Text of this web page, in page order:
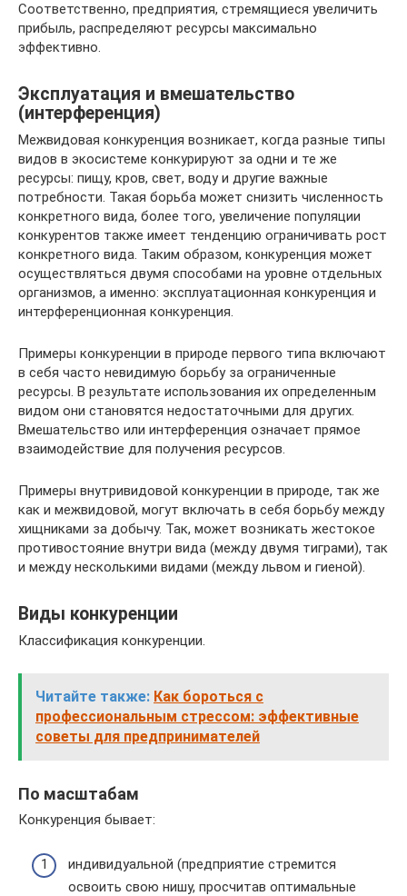
Соответственно, предприятия, стремящиеся увеличить
прибыль, распределяют ресурсы максимально
эффективно.
Эксплуатация и вмешательство
(интерференция)
Межвидовая конкуренция возникает, когда разные типы
видов в экосистеме конкурируют за одни и те же
ресурсы: пищу, кров, свет, воду и другие важные
потребности. Такая борьба может снизить численность
конкретного вида, более того, увеличение популяции
конкурентов также имеет тенденцию ограничивать рост
конкретного вида. Таким образом, конкуренция может
осуществляться двумя способами на уровне отдельных
организмов, а именно: эксплуатационная конкуренция и
интерференционная конкуренция.
Примеры конкуренции в природе первого типа включают
в себя часто невидимую борьбу за ограниченные
ресурсы. В результате использования их определенным
видом они становятся недостаточными для других.
Вмешательство или интерференция означает прямое
взаимодействие для получения ресурсов.
Примеры внутривидовой конкуренции в природе, так же
как и межвидовой, могут включать в себя борьбу между
хищниками за добычу. Так, может возникать жестокое
противостояние внутри вида (между двумя тиграми), так
и между несколькими видами (между львом и гиеной).
Виды конкуренции
Классификация конкуренции.
Читайте также: Как бороться с
профессиональным стрессом: эффективные
советы для предпринимателей
По масштабам
Конкуренция бывает:
индивидуальной (предприятие стремится
освоить свою нишу, просчитав оптимальные